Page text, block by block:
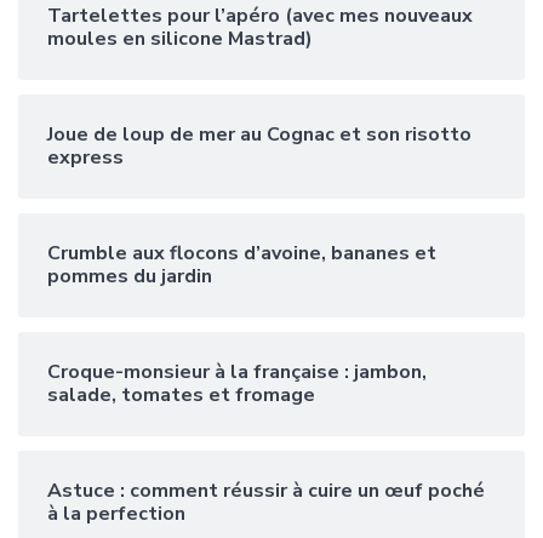
Tartelettes pour l’apéro (avec mes nouveaux
moules en silicone Mastrad)
Joue de loup de mer au Cognac et son risotto
express
Crumble aux flocons d’avoine, bananes et
pommes du jardin
Croque-monsieur à la française : jambon,
salade, tomates et fromage
Astuce : comment réussir à cuire un œuf poché
à la perfection